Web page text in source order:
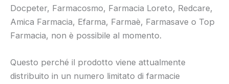
Docpeter, Farmacosmo, Farmacia Loreto, Redcare,
Amica Farmacia, Efarma, Farmaè, Farmasave o Top
Farmacia, non è possibile al momento.
Questo perché il prodotto viene attualmente
distribuito in un numero limitato di farmacie